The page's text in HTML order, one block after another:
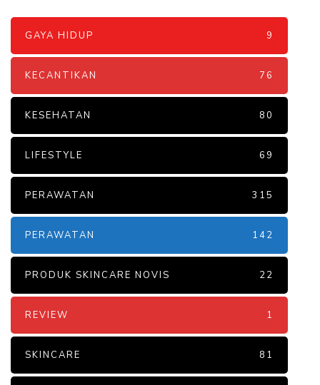
GAYA HIDUP 9
KECANTIKAN 76
KESEHATAN 80
LIFESTYLE 69
PERAWATAN 315
PERAWATAN 142
PRODUK SKINCARE NOVIS 22
REVIEW 1
SKINCARE 81